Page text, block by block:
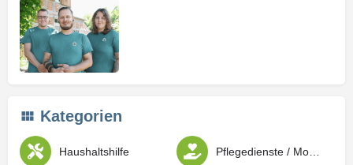
Kategorien
Haushaltshilfe